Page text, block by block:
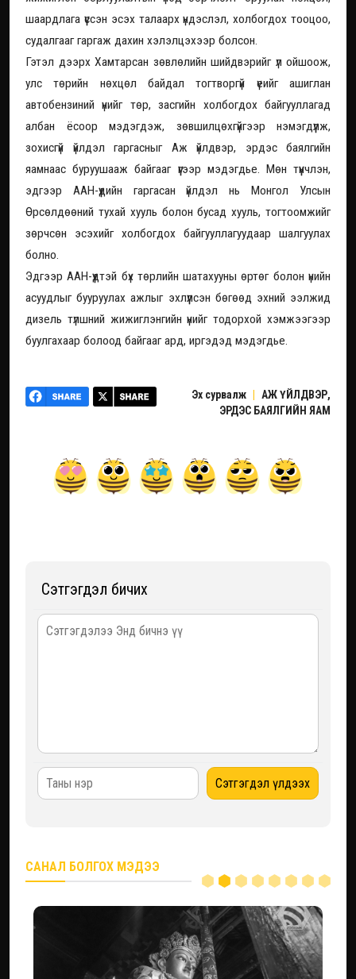
шаардлага үүссэн эсэх талаарх үндэслэл, холбогдох тооцоо,
судалгааг гаргаж дахин хэлэлцэхээр болсон.
Гэтэл дээрх Хамтарсан зөвлөлийн шийдвэрийг үл ойшоож,
улс төрийн нөхцөл байдал тогтворгүй үеийг ашиглан
автобензиний үнийг төр, засгийн холбогдох байгууллагад
албан ёсоор мэдэгдэж, зөвшилцөхгүйгээр нэмэгдүүлж,
зохисгүй үйлдэл гаргасныг Аж үйлдвэр, эрдэс баялгийн
яамнаас буруушааж байгааг үүгээр мэдэгдье. Мөн түүнчлэн,
эдгээр ААН-үүдийн гаргасан үйлдэл нь Монгол Улсын
Өрсөлдөөний тухай хууль болон бусад хууль, тогтоомжийг
зөрчсөн эсэхийг холбогдох байгууллагуудаар шалгуулах
болно.
Эдгээр ААН-үүдтэй бүх төрлийн шатахууны өртөг болон үнийн
асуудлыг бууруулах ажлыг эхлүүлсэн бөгөөд эхний ээлжид
дизель түлшний жижиглэнгийн үнийг тодорхой хэмжээгээр
буулгахаар болоод байгааг ард, иргэдэд мэдэгдье.
Эх сурвалж
АЖ ҮЙЛДВЭР,
ЭРДЭС БАЯЛГИЙН ЯАМ
Сэтгэгдэл бичих
САНАЛ БОЛГОХ МЭДЭЭ